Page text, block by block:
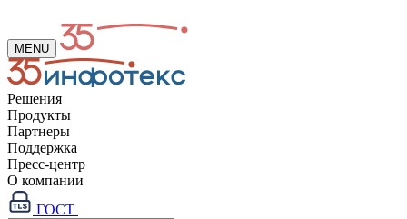
MENU
Решения
Продукты
Партнеры
Поддержка
Пресс-центр
О компании
ГОСТ